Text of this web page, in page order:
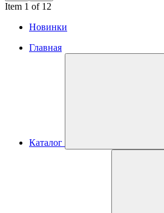
Item 1 of 12
Новинки
Главная
Каталог